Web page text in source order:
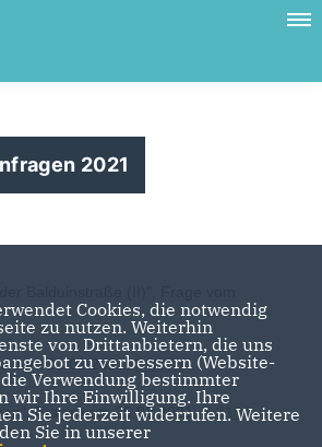
2021
vom 21.01.2021,F 3138
Frage vom 25.02.2021,F 3194
Cookies, die notwendig
zu nutzen. Weiterhin
von Drittanbietern, die uns
zu verbessern (Website-
Verwendung bestimmter
wir Ihre Einwilligung. Ihre
Sie jederzeit widerrufen. Weitere
Sie in unserer